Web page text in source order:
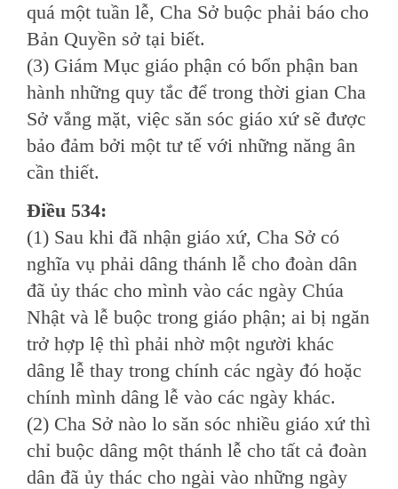
quá một tuần lễ, Cha Sở buộc phải báo cho
Bản Quyền sở tại biết.
(3) Giám Mục giáo phận có bổn phận ban
hành những quy tắc để trong thời gian Cha
Sở vắng mặt, việc săn sóc giáo xứ sẽ được
bảo đảm bởi một tư tế với những năng ân
cần thiết.
Ðiều 534:
(1) Sau khi đã nhận giáo xứ, Cha Sở có
nghĩa vụ phải dâng thánh lễ cho đoàn dân
đã ủy thác cho mình vào các ngày Chúa
Nhật và lễ buộc trong giáo phận; ai bị ngăn
trở hợp lệ thì phải nhờ một người khác
dâng lễ thay trong chính các ngày đó hoặc
chính mình dâng lễ vào các ngày khác.
(2) Cha Sở nào lo săn sóc nhiều giáo xứ thì
chỉ buộc dâng một thánh lễ cho tất cả đoàn
dân đã ủy thác cho ngài vào những ngày